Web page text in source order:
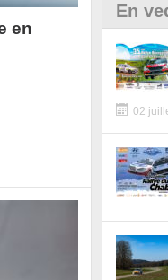
en
En
02